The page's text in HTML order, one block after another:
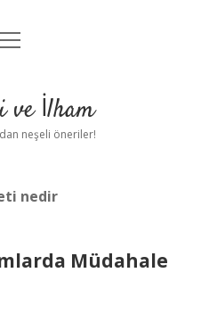
Uyarı
menüyü
ve İlham
neşeli öneriler!
nedir
Müdahale